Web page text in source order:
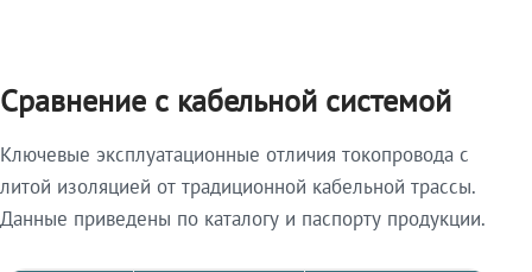
Сравнение с кабельной системой
Ключевые эксплуатационные отличия токопровода с
литой изоляцией от традиционной кабельной трассы.
Данные приведены по каталогу и паспорту продукции.